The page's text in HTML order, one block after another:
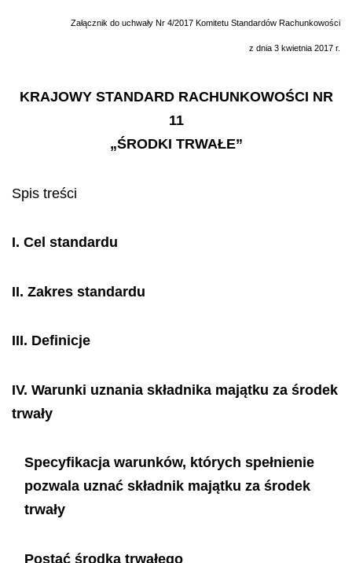
Załącznik do uchwały Nr 4/2017 Komitetu Standardów Rachunkowości
z dnia 3 kwietnia 2017 r.
KRAJOWY STANDARD RACHUNKOWOŚCI NR
11
„ŚRODKI TRWAŁE”
Spis treści
I. Cel standardu
II. Zakres standardu
III. Definicje
IV. Warunki uznania składnika majątku za środek
trwały
Specyfikacja warunków, których spełnienie
pozwala uznać składnik majątku za środek
trwały
Postać środka trwałego